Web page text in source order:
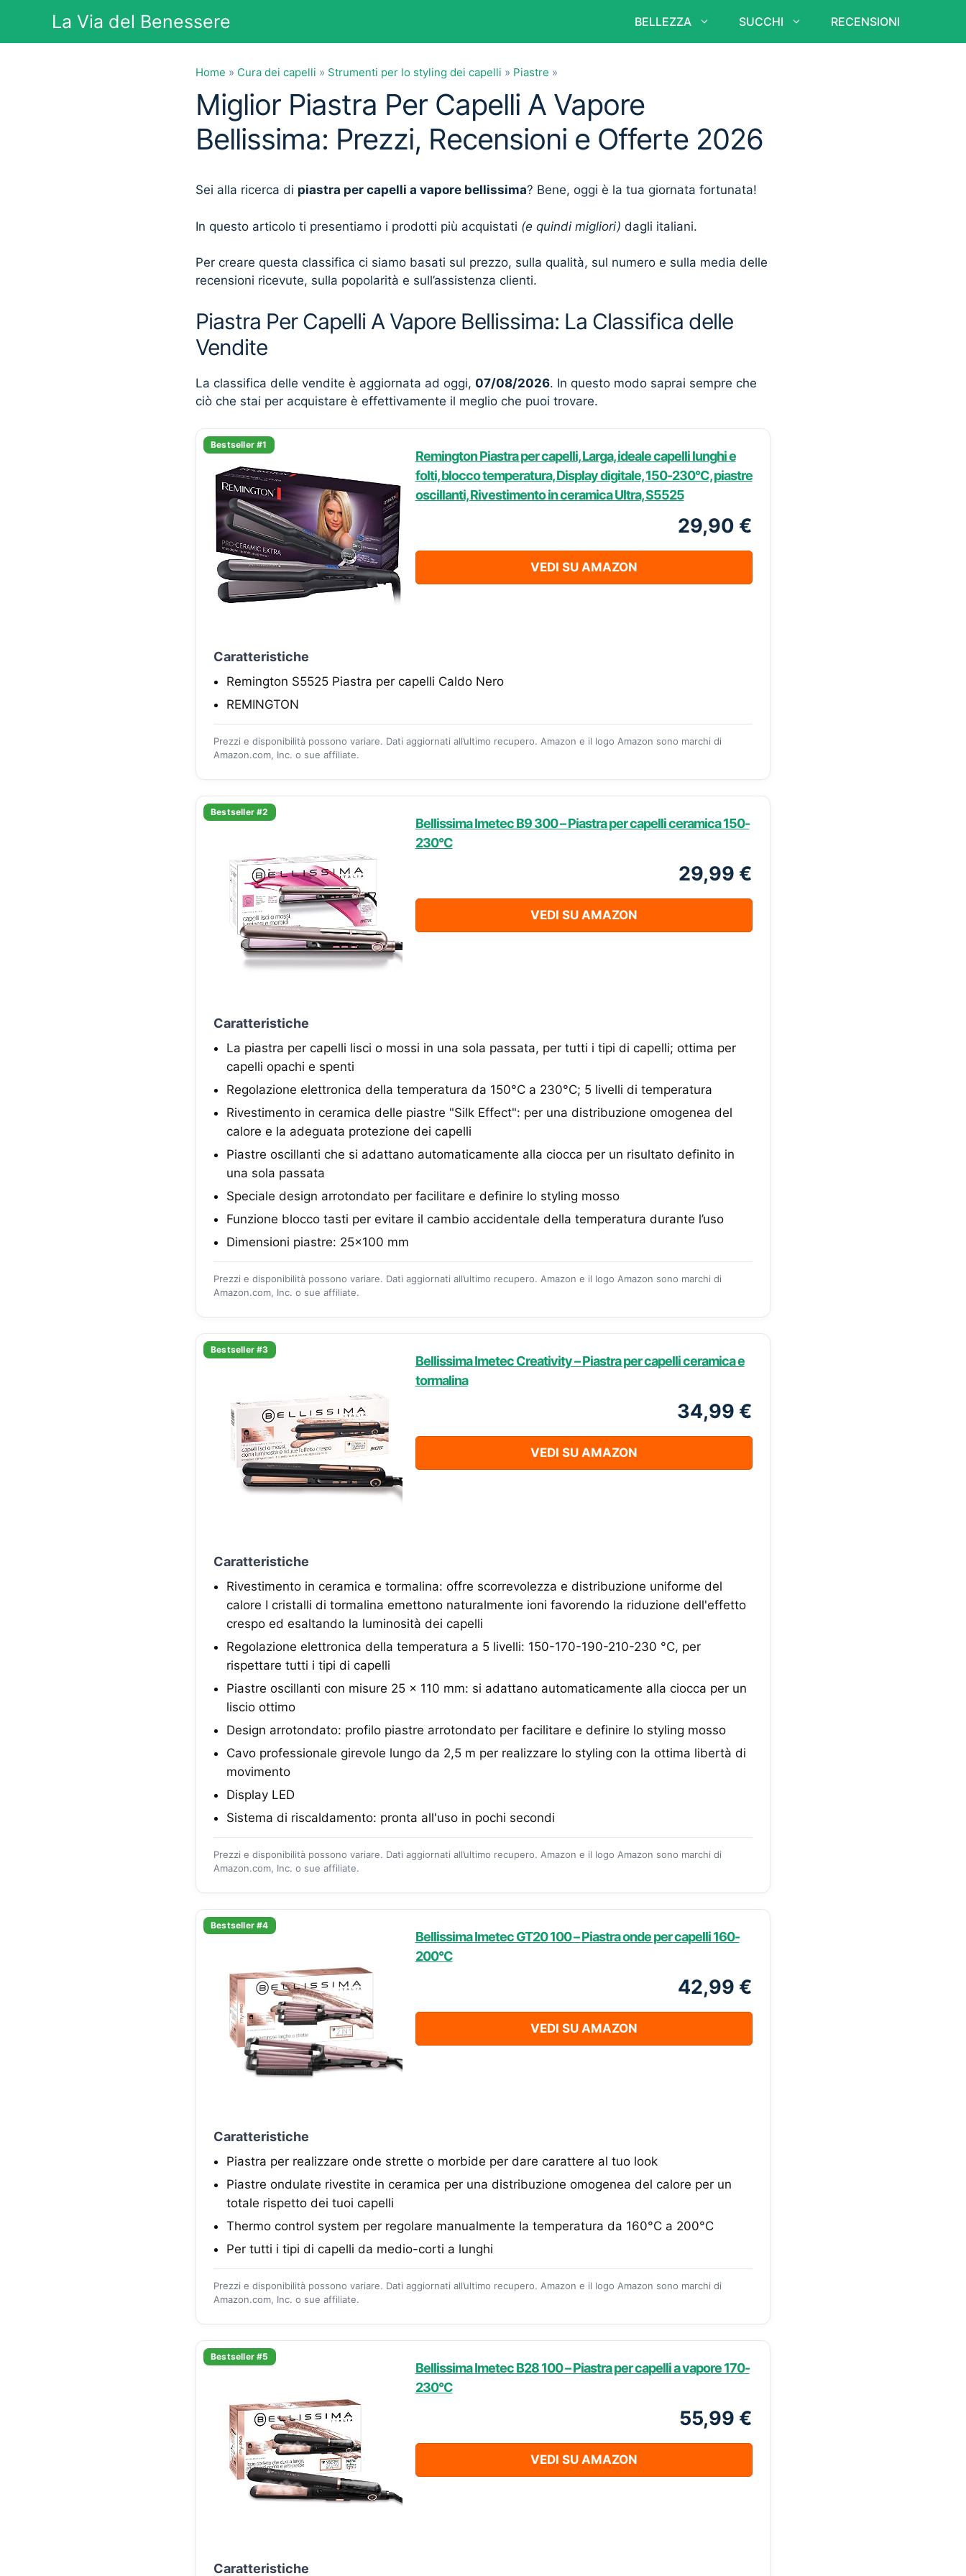
contenuto
La Via del Benessere BELLEZZA SUCCHI RECENSIONI
Home » Cura dei capelli » Strumenti per lo styling dei capelli » Piastre »
Miglior Piastra Per Capelli A Vapore
Bellissima: Prezzi, Recensioni e Offerte 2026
Sei alla ricerca di piastra per capelli a vapore bellissima? Bene, oggi è la tua giornata fortunata!
In questo articolo ti presentiamo i prodotti più acquistati (e quindi migliori) dagli italiani.
Per creare questa classifica ci siamo basati sul prezzo, sulla qualità, sul numero e sulla media delle
recensioni ricevute, sulla popolarità e sull’assistenza clienti.
Piastra Per Capelli A Vapore Bellissima: La Classifica delle
Vendite
La classifica delle vendite è aggiornata ad oggi, 07/08/2026. In questo modo saprai sempre che
ciò che stai per acquistare è effettivamente il meglio che puoi trovare.
Bestseller #1
Remington Piastra per capelli, Larga, ideale capelli lunghi e
folti, blocco temperatura, Display digitale, 150-230°C, piastre
oscillanti, Rivestimento in ceramica Ultra, S5525
29,90 €
VEDI SU AMAZON
Caratteristiche
Remington S5525 Piastra per capelli Caldo Nero
REMINGTON
Prezzi e disponibilità possono variare. Dati aggiornati all’ultimo recupero. Amazon e il logo Amazon sono marchi di
Amazon.com, Inc. o sue affiliate.
Bestseller #2
Bellissima Imetec B9 300 – Piastra per capelli ceramica 150-
230°C
29,99 €
VEDI SU AMAZON
Caratteristiche
La piastra per capelli lisci o mossi in una sola passata, per tutti i tipi di capelli; ottima per
capelli opachi e spenti
Regolazione elettronica della temperatura da 150°C a 230°C; 5 livelli di temperatura
Rivestimento in ceramica delle piastre "Silk Effect": per una distribuzione omogenea del
calore e la adeguata protezione dei capelli
Piastre oscillanti che si adattano automaticamente alla ciocca per un risultato definito in
una sola passata
Speciale design arrotondato per facilitare e definire lo styling mosso
Funzione blocco tasti per evitare il cambio accidentale della temperatura durante l’uso
Dimensioni piastre: 25x100 mm
Prezzi e disponibilità possono variare. Dati aggiornati all’ultimo recupero. Amazon e il logo Amazon sono marchi di
Amazon.com, Inc. o sue affiliate.
Bestseller #3
Bellissima Imetec Creativity – Piastra per capelli ceramica e
tormalina
34,99 €
VEDI SU AMAZON
Caratteristiche
Rivestimento in ceramica e tormalina: offre scorrevolezza e distribuzione uniforme del
calore I cristalli di tormalina emettono naturalmente ioni favorendo la riduzione dell'effetto
crespo ed esaltando la luminosità dei capelli
Regolazione elettronica della temperatura a 5 livelli: 150-170-190-210-230 °C, per
rispettare tutti i tipi di capelli
Piastre oscillanti con misure 25 x 110 mm: si adattano automaticamente alla ciocca per un
liscio ottimo
Design arrotondato: profilo piastre arrotondato per facilitare e definire lo styling mosso
Cavo professionale girevole lungo da 2,5 m per realizzare lo styling con la ottima libertà di
movimento
Display LED
Sistema di riscaldamento: pronta all'uso in pochi secondi
Prezzi e disponibilità possono variare. Dati aggiornati all’ultimo recupero. Amazon e il logo Amazon sono marchi di
Amazon.com, Inc. o sue affiliate.
Bestseller #4
Bellissima Imetec GT20 100 – Piastra onde per capelli 160-
200°C
42,99 €
VEDI SU AMAZON
Caratteristiche
Piastra per realizzare onde strette o morbide per dare carattere al tuo look
Piastre ondulate rivestite in ceramica per una distribuzione omogenea del calore per un
totale rispetto dei tuoi capelli
Thermo control system per regolare manualmente la temperatura da 160°C a 200°C
Per tutti i tipi di capelli da medio-corti a lunghi
Prezzi e disponibilità possono variare. Dati aggiornati all’ultimo recupero. Amazon e il logo Amazon sono marchi di
Amazon.com, Inc. o sue affiliate.
Bestseller #5
Bellissima Imetec B28 100 – Piastra per capelli a vapore 170-
230°C
55,99 €
VEDI SU AMAZON
Caratteristiche